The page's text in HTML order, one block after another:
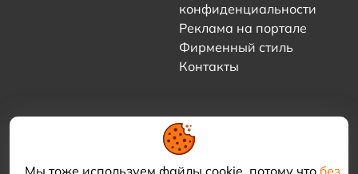
конфиденциальности
Реклама на портале
Фирменный стиль
Контакты